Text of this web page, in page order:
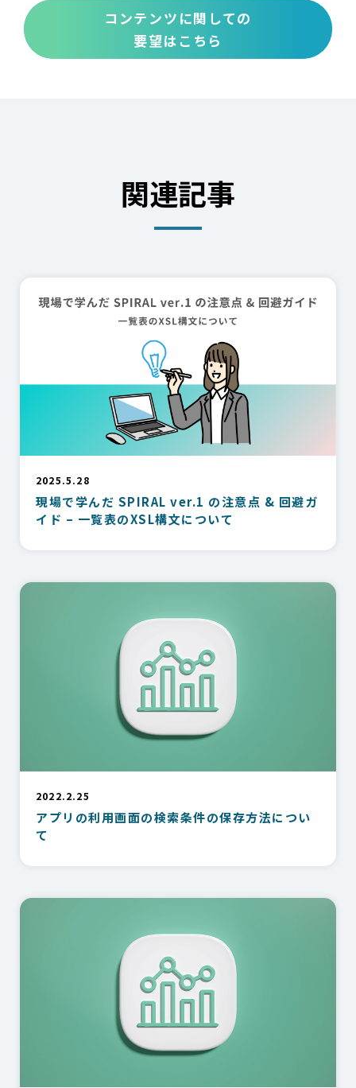
コンテンツに関しての
要望はこちら
関連記事
2025.5.28
現場で学んだ SPIRAL ver.1 の注意点 & 回避ガ
イド – 一覧表のXSL構文について
2022.2.25
アプリの利用画面の検索条件の保存方法につい
て